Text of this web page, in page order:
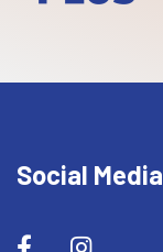
Social Media